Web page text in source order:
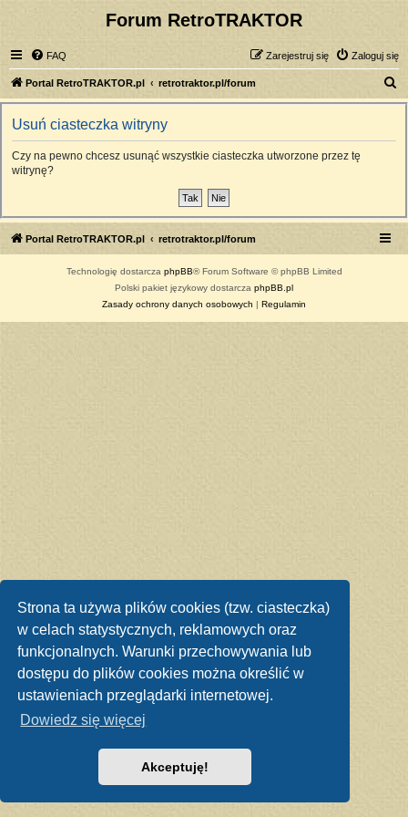
Strona ta używa plików cookies (tzw. ciasteczka)
w celach statystycznych, reklamowych oraz
funkcjonalnych. Warunki przechowywania lub
dostępu do plików cookies można określić w
ustawieniach przeglądarki internetowej.
Dowiedz się więcej
Akceptuję!
Forum RetroTRAKTOR
FAQ Zaloguj się
Zarejestruj się
Portal RetroTRAKTOR.pl retrotraktor.pl/forum
z
Usuń ciasteczka witryny
Czy na pewno chcesz usunąć wszystkie ciasteczka utworzone przez tę
witrynę?
Portal RetroTRAKTOR.pl retrotraktor.pl/forum
Technologię dostarcza phpBB® Forum Software © phpBB Limited
Polski pakiet językowy dostarcza phpBB.pl
Zasady ochrony danych osobowych | Regulamin